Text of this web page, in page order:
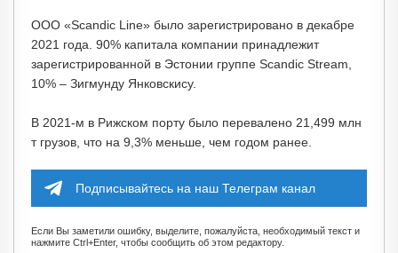
ООО «Scandic Line» было зарегистрировано в декабре
2021 года. 90% капитала компании принадлежит
зарегистрированной в Эстонии группе Scandic Stream,
10% – Зигмунду Янковскису.
В 2021-м в Рижском порту было перевалено 21,499 млн
т грузов, что на 9,3% меньше, чем годом ранее.
Подписывайтесь на наш Телеграм канал
Если Вы заметили ошибку, выделите, пожалуйста, необходимый текст и
нажмите Ctrl+Enter, чтобы сообщить об этом редактору.